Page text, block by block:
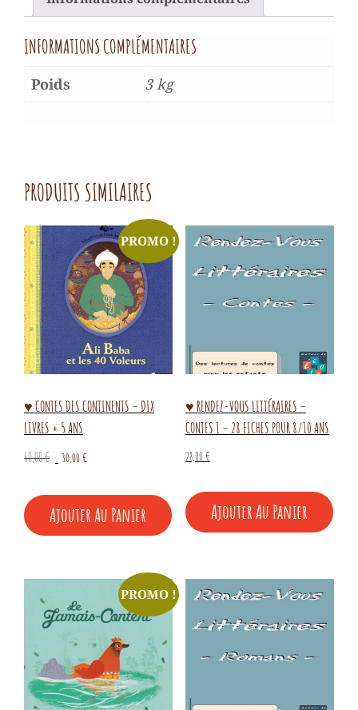
INFORMATIONS COMPLÉMENTAIRES
Poids 3 kg
PRODUITS SIMILAIRES
PROMO !
♥ CONTES DES CONTINENTS – DIX
LIVRES + 5 ANS
60,00€
Le
initial
était :
60,00 €.
30,00€
actuel
est :
30,00 €.
Ajouter Au Panier
♥ RENDEZ-VOUS LITTÉRAIRES –
CONTES 1 – 28 FICHES POUR 8/10 ANS
28,00 €
Ajouter Au Panier
PROMO !